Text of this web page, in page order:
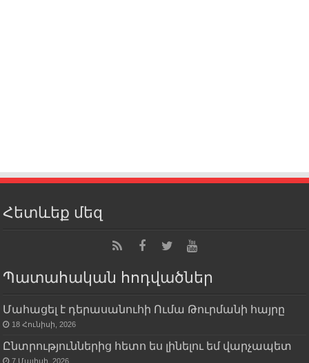
Հետևեք մեզ
Պատահական հոդվածներ
Մահացել է դերասանուհի Ումա Թուրմանի հայրը
18 Հունիսի, 2026
Ընտրություններից հետո ես լինելու եմ վարչապետ
7 Մայիսի, 2026